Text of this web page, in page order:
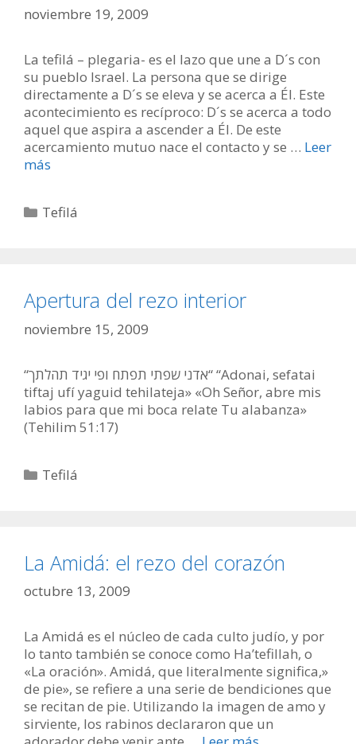
noviembre 19, 2009
La tefilá – plegaria- es el lazo que une a D´s con
su pueblo Israel. La persona que se dirige
directamente a D´s se eleva y se acerca a Él. Este
acontecimiento es recíproco: D´s se acerca a todo
aquel que aspira a ascender a Él. De este
acercamiento mutuo nace el contacto y se … Leer
más
Categorías
Tefilá
Apertura del rezo interior
noviembre 15, 2009
“אדני שפתי תפתח ופי יגיד תהלתך“ “Adonai, sefatai
tiftaj ufí yaguid tehilateja» «Oh Señor, abre mis
labios para que mi boca relate Tu alabanza»
(Tehilim 51:17)
Categorías
Tefilá
La Amidá: el rezo del corazón
octubre 13, 2009
La Amidá es el núcleo de cada culto judío, y por
lo tanto también se conoce como Ha’tefillah, o
«La oración». Amidá, que literalmente significa,»
de pie», se refiere a una serie de bendiciones que
se recitan de pie. Utilizando la imagen de amo y
sirviente, los rabinos declararon que un